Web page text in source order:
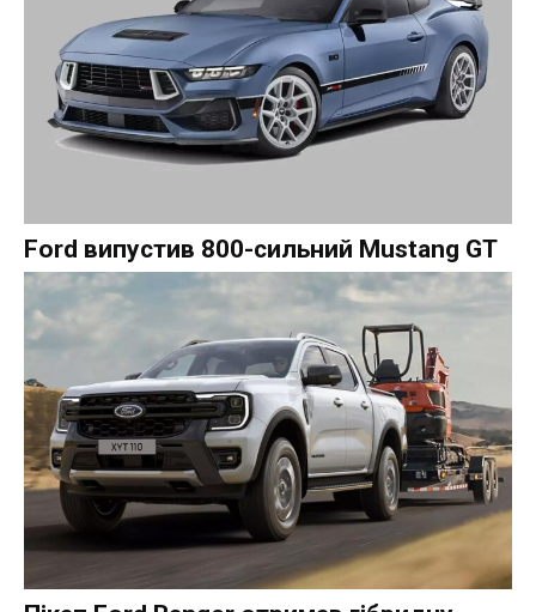
Ford випустив 800-сильний Mustang GT